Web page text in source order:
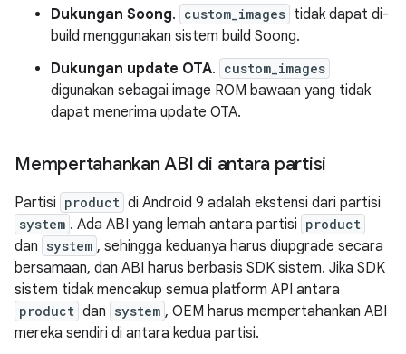
Dukungan Soong. custom_images tidak dapat di-
build menggunakan sistem build Soong.
Dukungan update OTA. custom_images
digunakan sebagai image ROM bawaan yang tidak
dapat menerima update OTA.
Mempertahankan ABI di antara partisi
Partisi product di Android 9 adalah ekstensi dari partisi
system . Ada ABI yang lemah antara partisi product
dan system , sehingga keduanya harus diupgrade secara
bersamaan, dan ABI harus berbasis SDK sistem. Jika SDK
sistem tidak mencakup semua platform API antara
product dan system , OEM harus mempertahankan ABI
mereka sendiri di antara kedua partisi.